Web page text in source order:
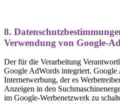
8.
Verwendung von Google-
Der für die Verarbeitung
Google AdWords integriert.
Internetwerbung, der es
Anzeigen in den
im Google-Werbenetzwerk zu